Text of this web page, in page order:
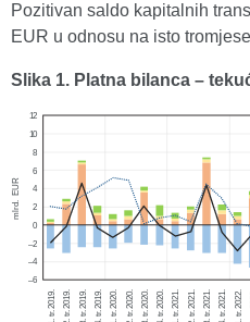
Pozitivan saldo kapitalnih
EUR u odnosu na isto
Slika 1. Pl atna bilanca –